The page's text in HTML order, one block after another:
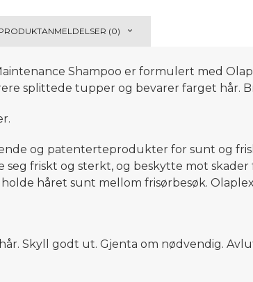
(0)
Shampoo er formulert med
splittede tupper og bevarer farget hår.
og patenterteprodukter for sunt og
seg friskt og sterkt, og beskytte mot
håret sunt mellom frisørbesøk.
Skyll godt ut. Gjenta om nødvendig.